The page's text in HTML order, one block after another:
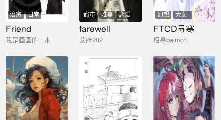
治愈 日常
Friend
我是画画的一木
都市 唯美
恋爱
日常
farewell
艾府202
幻想
大女
主
FTCD寻寒
栢墨baimorl